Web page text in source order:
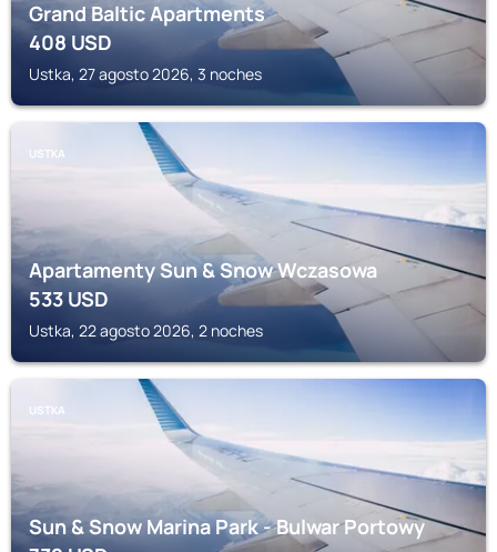
Grand Baltic Apartments
408USD
Ustka, 27 agosto 2026, 3 noches
USTKA
Apartamenty Sun & Snow Wczasowa
533USD
Ustka, 22 agosto 2026, 2 noches
USTKA
Sun & Snow Marina Park - Bulwar Portowy